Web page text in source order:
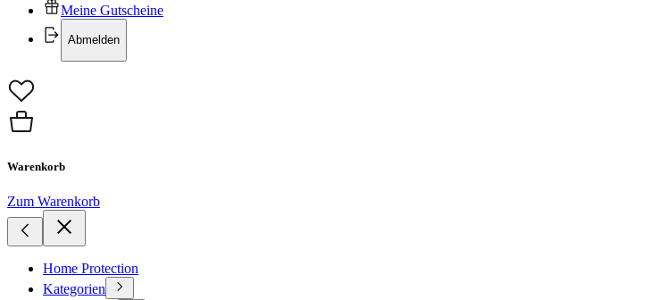
Meine Gutscheine
Abmelden
Warenkorb
Zum Warenkorb
Home Protection
Kategorien